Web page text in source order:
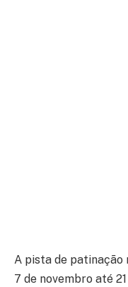
A pista de patinação
7 de novembro até